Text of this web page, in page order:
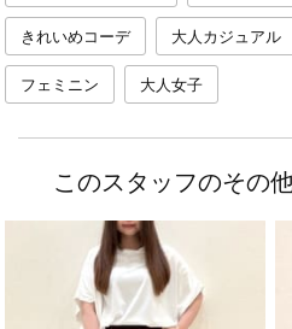
きれいめコーデ 大人カジュアル
フェミニン 大人女子
このスタッフのその